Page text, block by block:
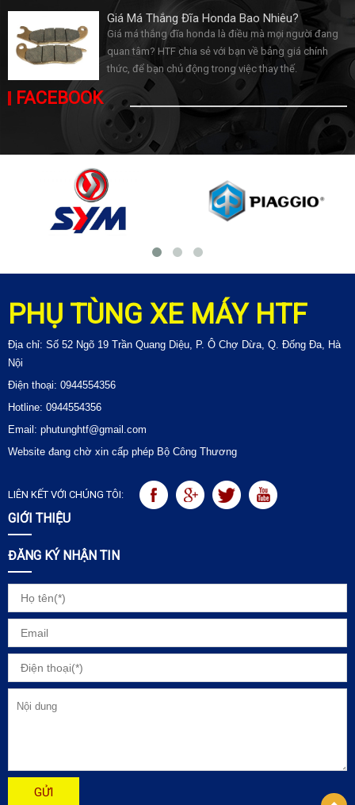
Giá Má Thắng Đĩa Honda Bao Nhiêu?
Giá má thắng đĩa honda là điều mà mọi người đang
quan tâm? HTF chia sẻ với bạn về bảng giá chính
thức, để bạn chủ động trong việc thay thế.
FACEBOOK
PHỤ TÙNG XE MÁY HTF
Địa chỉ: Số 52 Ngõ 19 Trần Quang Diệu, P. Ô Chợ Dừa, Q. Đống Đa, Hà
Nội
Điện thoại: 0944554356
Hotline: 0944554356
Email: phutunghtf@gmail.com
Website đang chờ xin cấp phép Bộ Công Thương
LIÊN KẾT VỚI CHÚNG TÔI:
GIỚI THIỆU
ĐĂNG KÝ NHẬN TIN
GỬI